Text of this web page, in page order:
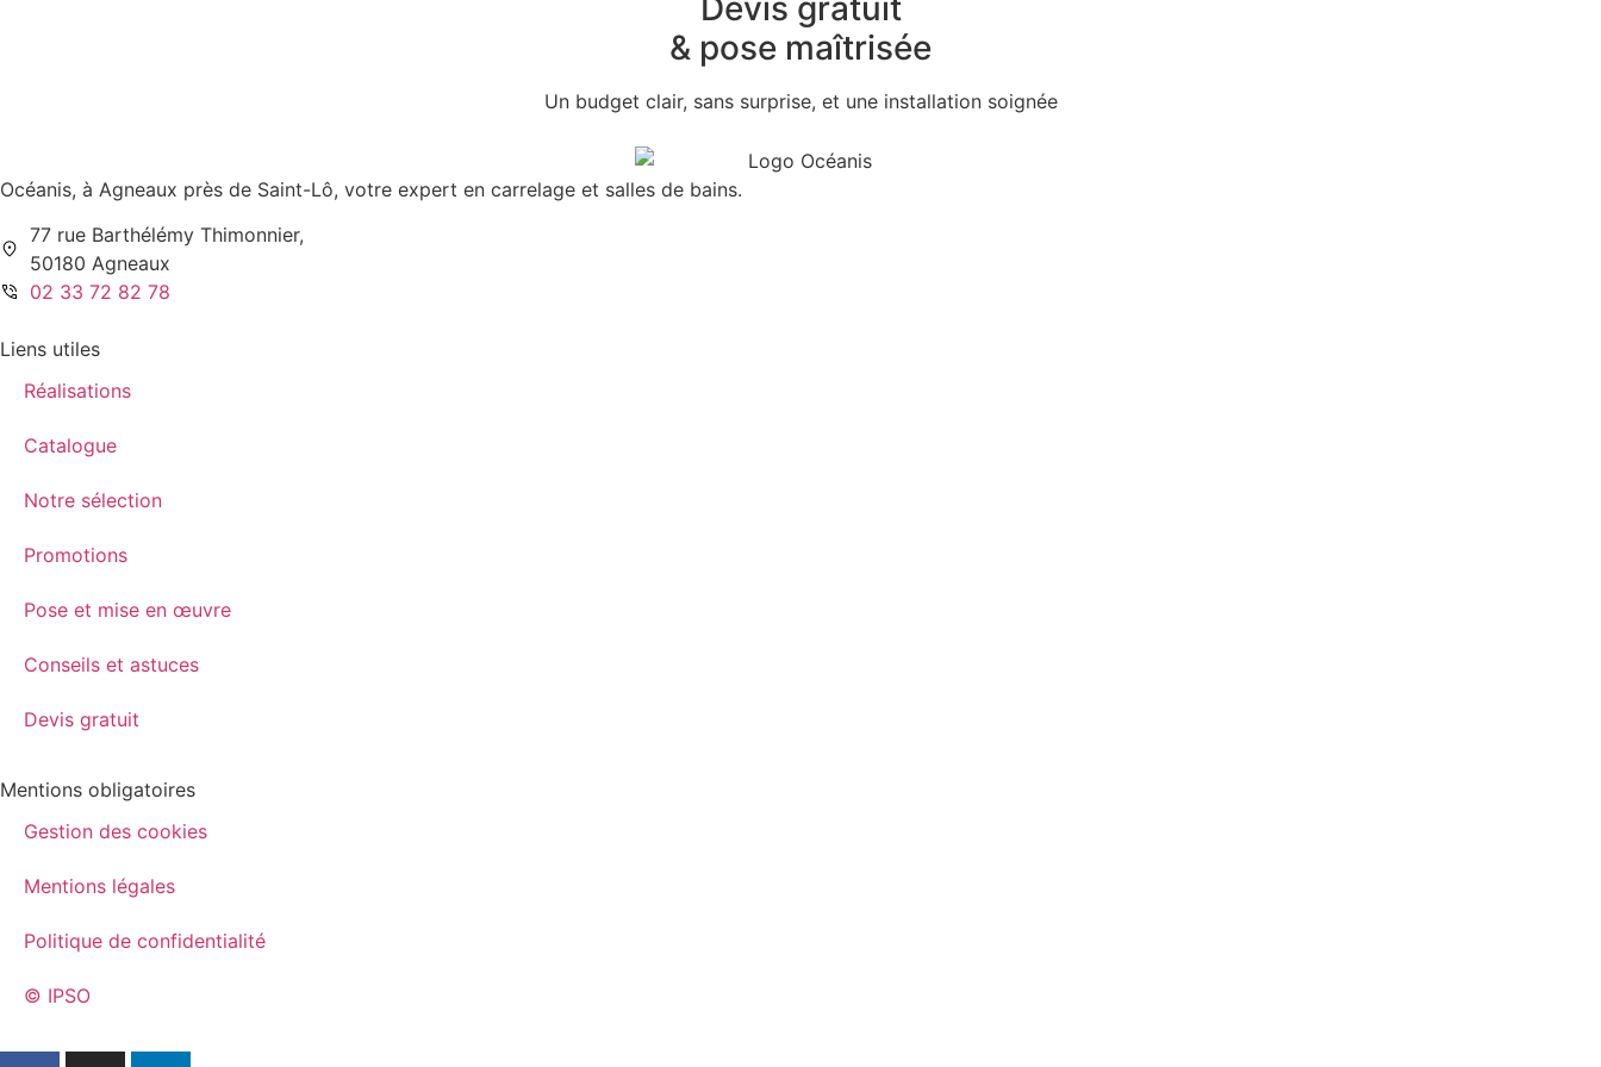
Devis gratuit
& pose maîtrisée
Un budget clair, sans surprise, et une installation soignée
Océanis, à Agneaux près de Saint-Lô, votre expert en carrelage et salles de bains.
77 rue Barthélémy Thimonnier,
50180 Agneaux
02 33 72 82 78
Liens utiles
Réalisations
Catalogue
Notre sélection
Promotions
Pose et mise en œuvre
Conseils et astuces
Devis gratuit
Mentions obligatoires
Gestion des cookies
Mentions légales
Politique de confidentialité
© IPSO